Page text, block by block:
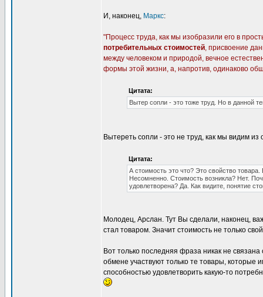
И, наконец, Маркс:
"Процесс труда, как мы изобразили его в
потребительных стоимостей, присвоение
между человеком и природой, вечное
формы этой жизни, а, напротив, одинаково
Цитата:
Вытер сопли - это тоже труд. Но в данной
Вытереть сопли - это не труд, как мы видим
Цитата:
А стоимость это что? Это свойство
Несомненно. Стоимость возникла? Нет.
удовлетворена? Да. Как видите, понятие
Молодец, Арслан. Тут Вы сделали, наконец,
стал товаром. Значит стоимость не только
Вот только последняя фраза никак не
обмене участвуют только те товары, которые
способностью удовлетворить какую-то